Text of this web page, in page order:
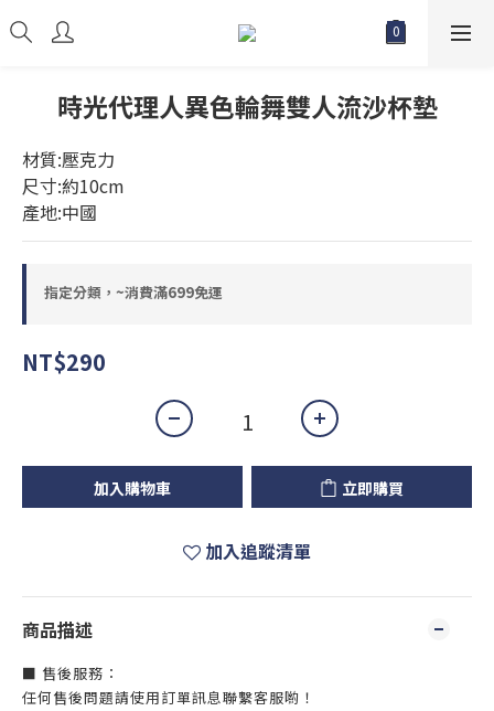
時光代理人異色輪舞雙人流沙杯墊
材質:壓克力
尺寸:約10cm
產地:中國
指定分類，~消費滿699免運
NT$290
加入購物車 立即購買
加入追蹤清單
商品描述
■ 售後服務：
任何售後問題請使用訂單訊息聯繫客服喲！